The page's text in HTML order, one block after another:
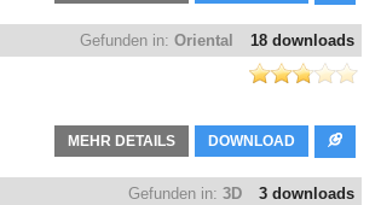
18 downloads
Gefunden in: Oriental
DOWNLOAD
MEHR DETAILS
3 downloads
Gefunden in: 3D